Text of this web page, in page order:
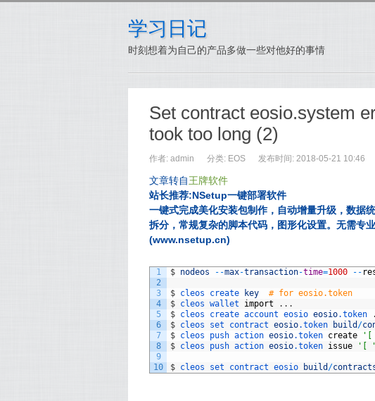
学习日记
时刻想着为自己的产品多做一些对他好的事情
Set contract eosio.system
took too long (2)
作者: admin 分类: EOS 发布时间: 2018-05-21 10:46
文章转自王牌软件
站长推荐:NSetup一键部署软件
一键式完成美化安装包制作，自动增量升级，数据
拆分，常规复杂的脚本代码，图形化设置。无需专
(www.nsetup.cn)
1
2
3
4
5
6
7
8
9
10
$ nodeos --max-transaction-time=1000 --
$ cleos create key
# for eosio.token
$ cleos wallet import . . .
$ cleos create account eosio eosio.token .
$ cleos set contract eosio.token build /
$ cleos push action eosio.token create '[
$ cleos push action eosio.token issue '[
$ cleos set contract eosio build /